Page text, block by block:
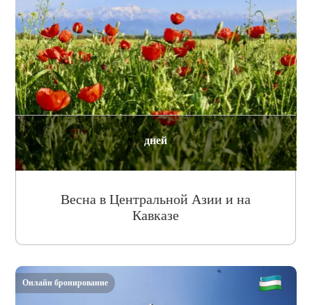
дней
Весна в Центральной Азии и на
Кавказе
Онлайн бронирование